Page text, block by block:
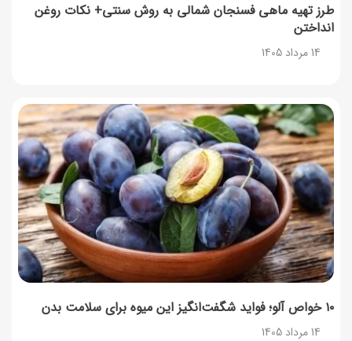
طرز تهیه ماهی فسنجان شمالی به روش سنتی+ نکات روغن
انداختن
14 مرداد 1405
۱۰ خواص آلو؛ فواید شگفت‌انگیز این میوه برای سلامت بدن
14 مرداد 1405